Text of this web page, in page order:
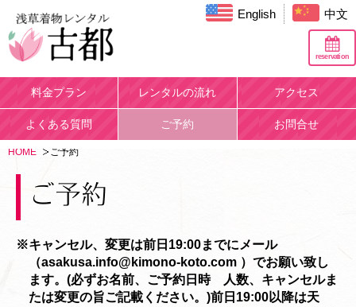
English 中文
reservation
料金プラン レンタルの流れ
ご予約
よくある質問
アクセス
お問合せ
HOME ご予約
※キャンセル、変更は前日19:00までにメール
（asakusa.info@kimono-koto.com ）でお願い致し
ます。(必ずお名前、ご予約日時 人数、キャンセルま
たは変更の旨ご記載ください。)前日19:00以降は天